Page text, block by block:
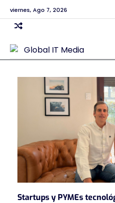
Skip
to
content
viernes, Ago 7, 2026
Startups y PYMEs